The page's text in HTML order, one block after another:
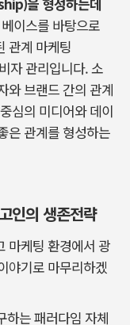
이스를 바탕으로
관계 마케팅
자 관리입니다. 소
와 브랜드 간의 관계
심의 미디어와 데이
은 관계를 형성하는
인의 생존전략
마케팅 환경에서 광
야기로 마무리하겠
하는 패러다임 자체